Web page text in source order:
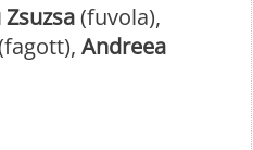
(fuvola),
Andreea